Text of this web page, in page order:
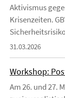
Aktivismus
Krisenzeiten.
31.03.2026
Workshop:
Am 26. und 27.